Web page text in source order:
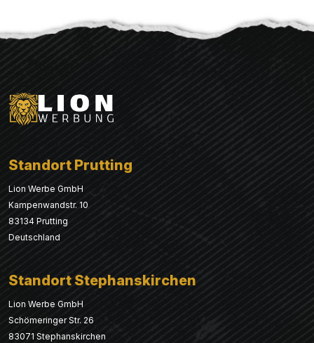
Standort Prutting
Lion Werbe GmbH
Kampenwandstr. 10
83134 Prutting
Deutschland
Standort Stephanskirchen
Lion Werbe GmbH
Schömeringer Str. 26
83071 Stephanskirchen